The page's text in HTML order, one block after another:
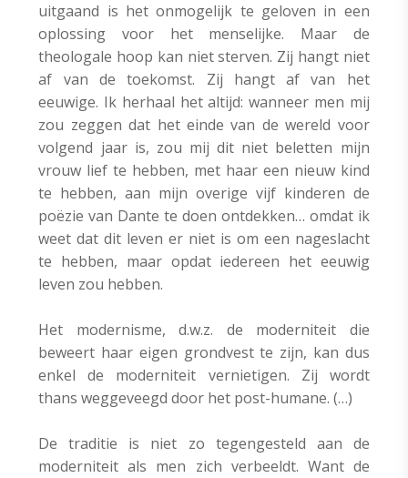
uitgaand is het onmogelijk te geloven in een
oplossing voor het menselijke. Maar de
theologale hoop kan niet sterven. Zij hangt niet
af van de toekomst. Zij hangt af van het
eeuwige. Ik herhaal het altijd: wanneer men mij
zou zeggen dat het einde van de wereld voor
volgend jaar is, zou mij dit niet beletten mijn
vrouw lief te hebben, met haar een nieuw kind
te hebben, aan mijn overige vijf kinderen de
poëzie van Dante te doen ontdekken… omdat ik
weet dat dit leven er niet is om een nageslacht
te hebben, maar opdat iedereen het eeuwig
leven zou hebben.
Het modernisme, d.w.z. de moderniteit die
beweert haar eigen grondvest te zijn, kan dus
enkel de moderniteit vernietigen. Zij wordt
thans weggeveegd door het post-humane. (…)
De traditie is niet zo tegengesteld aan de
moderniteit als men zich verbeeldt. Want de